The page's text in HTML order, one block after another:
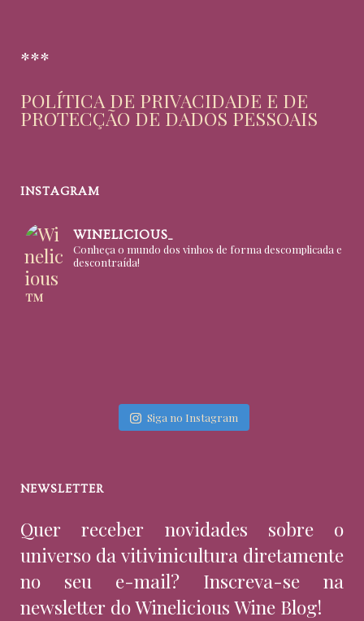
***
POLÍTICA DE PRIVACIDADE E DE
PROTECÇÃO DE DADOS PESSOAIS
INSTAGRAM
WINELICIOUS_
Conheça o mundo dos vinhos de forma descomplicada e
descontraída!
Siga no Instagram
NEWSLETTER
Quer receber novidades sobre o
universo da vitivinicultura diretamente
no seu e-mail? Inscreva-se na
newsletter do Winelicious Wine Blog!